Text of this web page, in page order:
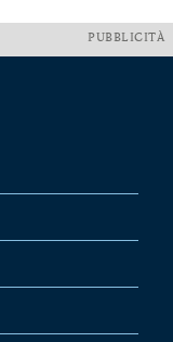
PUBBLICITÀ